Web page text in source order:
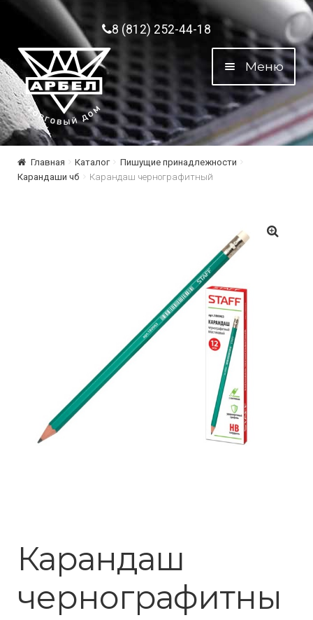
Перейти к навигации
Перейти к содержимому8 (812) 252-44-18
Меню
Главная Каталог
Пишущие принадлежности
Карандаши чб
Карандаш чернографитный
Карандаш
чернографитны